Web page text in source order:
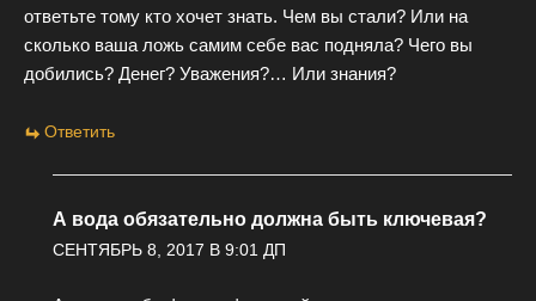
ответьте тому кто хочет знать. Чем вы стали? Или на
сколько ваша ложь самим себе вас подняла? Чего вы
добились? Денег? Уважения?… Или знания?
Ответить
А вода обязательно должна быть ключевая?
СЕНТЯБРЬ 8, 2017 В 9:01 ДП